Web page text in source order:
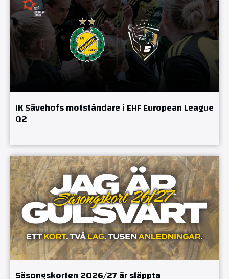
IK Sävehofs motståndare i EHF European League
Q2